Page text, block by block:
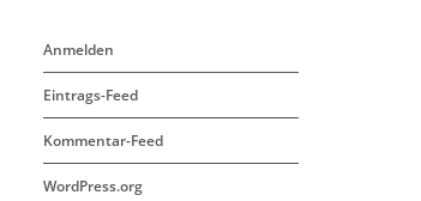
Anmelden
Eintrags-Feed
Kommentar-Feed
WordPress.org